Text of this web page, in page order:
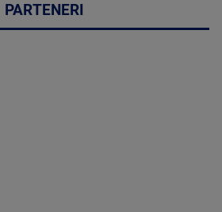
PARTENERI